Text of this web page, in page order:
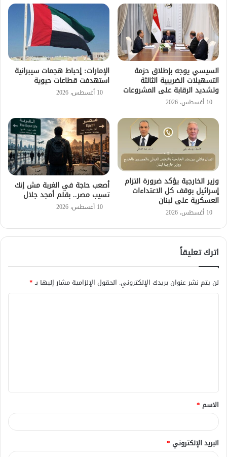
السيسي يوجه بإطلاق حزمة
التسهيلات الضريبية الثالثة
وتشديد الرقابة على المشروعات
10 أغسطس، 2026
الإمارات: إحباط هجمات سيبرانية
استهدفت قطاعات حيوية
10 أغسطس، 2026
وزير الخارجية يؤكد ضرورة التزام
إسرائيل بوقف كل الاعتداءات
العسكرية على لبنان
10 أغسطس، 2026
أصعب حاجة في الغربة مش إنك
تسيب مصر.. بقلم أمجد جلال
10 أغسطس، 2026
اترك تعليقاً
لن يتم نشر عنوان بريدك الإلكتروني. الحقول الإلزامية مشار إليها بـ*
ق
*
الاسم *
البريد الإلكتروني *